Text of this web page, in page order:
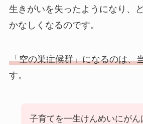
生きがいを失ったようになり、
かなしくなるのです。
「空の巣症候群」になるのは、
す。
子育てを一生けんめいにがん